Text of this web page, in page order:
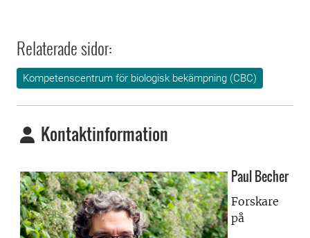
Relaterade sidor:
Kompetenscentrum för biologisk bekämpning (CBC)
Kontaktinformation
Paul Becher
Forskare
på